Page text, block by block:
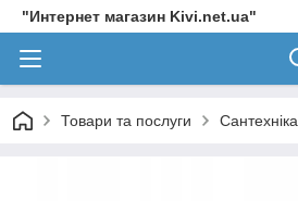
"Интернет магазин Kivi.net.ua"
Товари та послуги Сантехніка